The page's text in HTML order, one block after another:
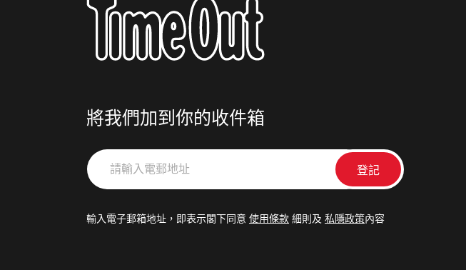
將我們加到你的收件箱
請
輸
郵
輸入電子郵箱地址，即表示閣下同意 使用條款 細則及 私隱政策內容